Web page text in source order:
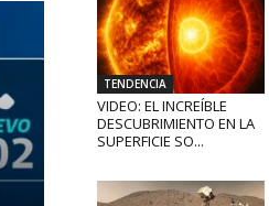
TENDENCIA
VIDEO: EL INCREÍBLE
DESCUBRIMIENTO EN LA
SUPERFICIE SO...